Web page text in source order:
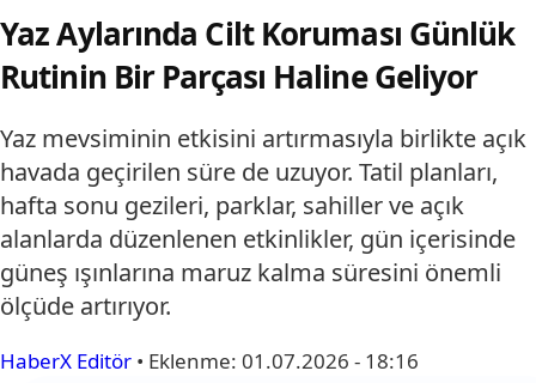
Yaz Aylarında Cilt Koruması Günlük
Rutinin Bir Parçası Haline Geliyor
Yaz mevsiminin etkisini artırmasıyla birlikte açık
havada geçirilen süre de uzuyor. Tatil planları,
hafta sonu gezileri, parklar, sahiller ve açık
alanlarda düzenlenen etkinlikler, gün içerisinde
güneş ışınlarına maruz kalma süresini önemli
ölçüde artırıyor.
HaberX Editör • Eklenme: 01.07.2026 - 18:16